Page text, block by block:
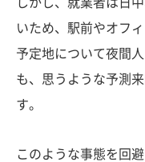
いため、駅前やオフ
予定地について夜間
も、思うような予測
す。
このような事態を回